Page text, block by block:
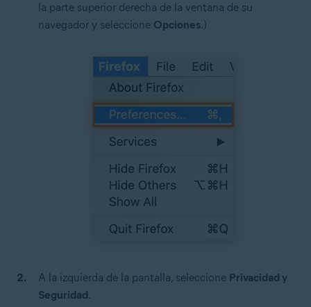
la parte superior derecha de la ventana de su
navegador y seleccione Opciones.)
A la izquierda de la pantalla, seleccione Privacidad y
Seguridad.